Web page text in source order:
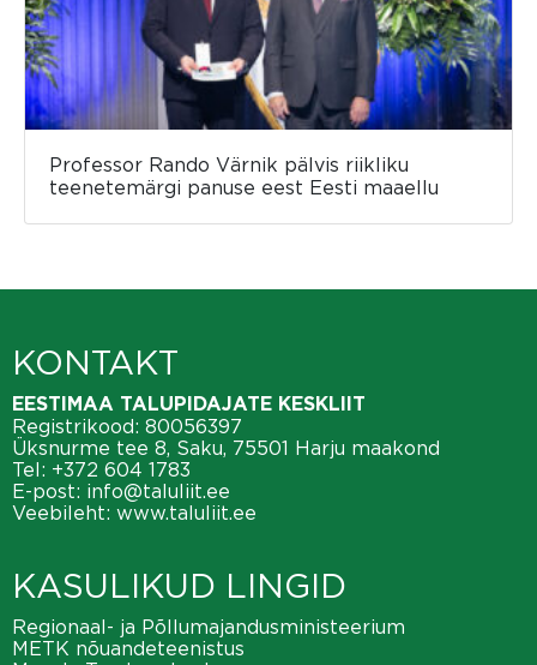
Professor Rando Värnik pälvis riikliku
teenetemärgi panuse eest Eesti maaellu
KONTAKT
EESTIMAA TALUPIDAJATE KESKLIIT
Registrikood: 80056397
Üksnurme tee 8, Saku, 75501 Harju maakond
Tel: +372 604 1783
E-post: info@taluliit.ee
Veebileht: www.taluliit.ee
KASULIKUD LINGID
Regionaal- ja Põllumajandusministeerium
METK nõuandeteenistus